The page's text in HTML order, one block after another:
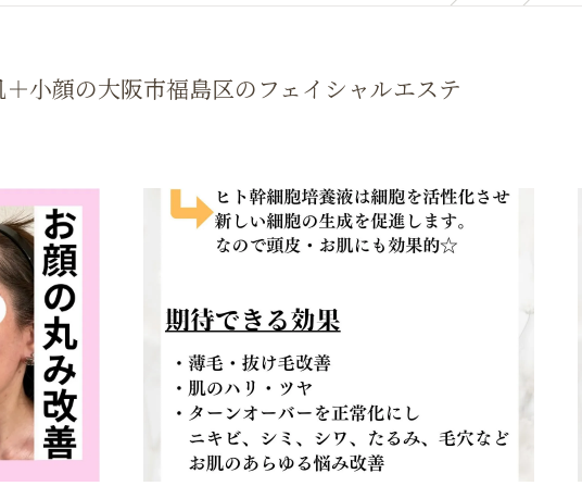
小顔の大阪市福島区のフェイシャルエステ